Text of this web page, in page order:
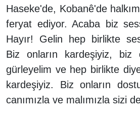
Haseke'de, Kobanê'de
feryat ediyor. Acaba biz
Hayır! Gelin hep birlikte
Biz onların kardeşiyiz, biz
gürleyelim ve hep birlikte
kardeşiyiz. Biz onların
canımızla ve malımızla sizi